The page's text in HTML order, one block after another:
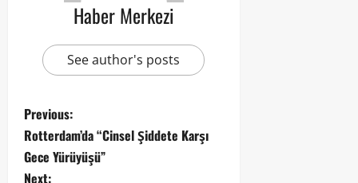
Haber Merkezi
See author's posts
Previous:
Rotterdam’da “Cinsel Şiddete Karşı
Gece Yürüyüşü”
Next: